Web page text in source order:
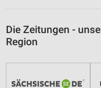
Die Zeitungen -
Region